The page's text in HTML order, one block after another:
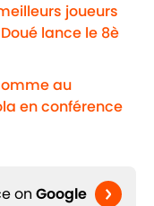
joueurs
lance le 8è
au
en conférence
on Google